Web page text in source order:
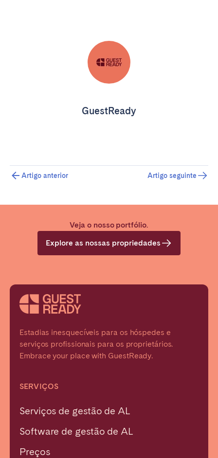
GuestReady
Artigo anterior Artigo seguinte
Veja o nosso portfólio.
Explore as nossas propriedades
Estadias inesquecíveis para os hóspedes e
serviços profissionais para os proprietários.
Embrace your place with GuestReady.
SERVIÇOS
Serviços de gestão de AL
Software de gestão de AL
Preços